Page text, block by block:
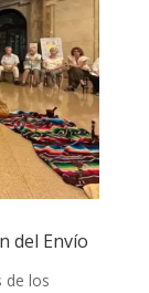
del Envío
de los